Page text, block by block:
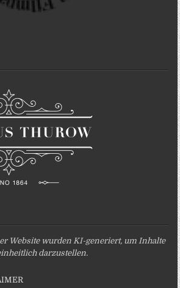
Website wurden KI-generiert, um Inhalte
darzustellen.